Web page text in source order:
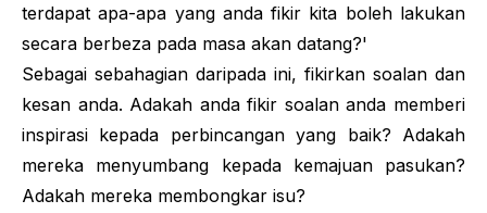
terdapat apa-apa yang anda fikir kita boleh lakukan
secara berbeza pada masa akan datang?'
Sebagai sebahagian daripada ini, fikirkan soalan dan
kesan anda. Adakah anda fikir soalan anda memberi
inspirasi kepada perbincangan yang baik? Adakah
mereka menyumbang kepada kemajuan pasukan?
Adakah mereka membongkar isu?